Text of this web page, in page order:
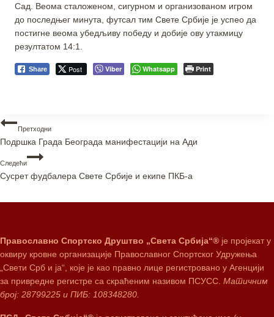
Сад. Веома сталоженом, сигурном и организованом игром
до последњег минута, футсал тим Свете Србије је успео да
постигне веома убедљиву победу и добије ову утакмицу
резултатом 14:1.
Share Post Viber Whatsapp Print
Претходни
Подршка Града Београда манифестацији на Ади
Следећи
Сусрет фудбалера Свете Србије и екипе ПКБ-а
Православно Спортско Друштво „Света Србија“® је пројекат у
оквиру кровне организације Православног Спортског Удружења
„Свети Срб и ја“, које је као правно лице регистровано у Агенцији
за привредне регистре са скраћеним називом ПСУСС. Матичним
број: 28799225 и ПИБ: 108348280.